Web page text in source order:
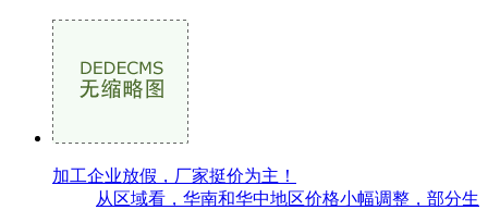
加工企业放假，厂家挺价为主！
从区域看，华南和华中地区价格小幅调整，部分生